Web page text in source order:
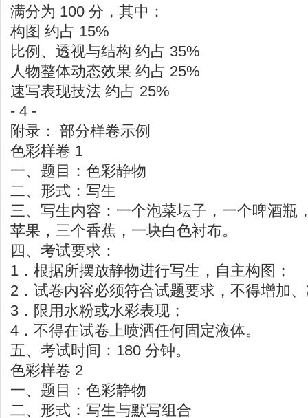
满分为 100 分，其中：
构图 约占 15%
比例、透视与结构 约占 35%
人物整体动态效果 约占 25%
速写表现技法 约占 25%
- 4 -
附录： 部分样卷示例
色彩样卷 1
一、题目：色彩静物
二、形式：写生
三、写生内容：一个泡菜坛子，一个啤酒瓶
苹果，三个香蕉，一块白色衬布。
四、考试要求：
1．根据所摆放静物进行写生，自主构图；
2．试卷内容必须符合试题要求，不得增加
3．限用水粉或水彩表现；
4．不得在试卷上喷洒任何固定液体。
五、考试时间：180 分钟。
色彩样卷 2
一、题目：色彩静物
二、形式：写生与默写组合